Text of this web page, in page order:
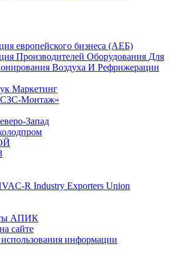
европейского бизнеса (АЕБ)
Производителей Оборудования Для
Воздуха И Рефрижерации
Маркетинг
Монтаж»
Запад
R Industry Exporters Union
АПИК
сайте
информации